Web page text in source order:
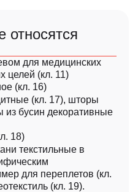
относятся
для медицинских
целей (кл. 11)
(кл. 16)
(кл. 17), шторы
из бусин декоративные
18)
текстильные в
для переплетов (кл.
(кл. 19).